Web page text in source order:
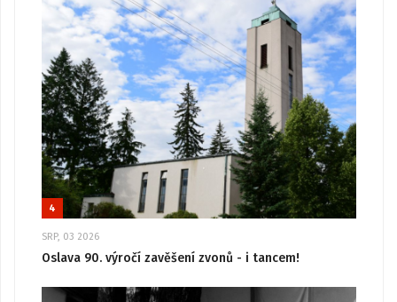
4
SRP, 03 2026
Oslava 90. výročí zavěšení zvonů - i tancem!